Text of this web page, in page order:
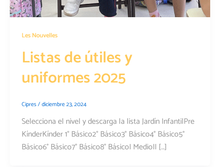
Les Nouvelles
Listas de útiles y
uniformes 2025
Cipres/diciembre 23, 2024
Selecciona el nivel y descarga la lista Jardín InfantilPre
KínderKínder 1° Básico2° Básico3° Básico4° Básico5°
Básico6° Básico7° Básico8° BásicoI MedioII […]